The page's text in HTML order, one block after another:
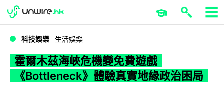
WWDC 2026 ERP 與商業 AI
科技娛樂 生活娛樂
霍爾木茲海峽危機變免費遊戲
《Bottleneck》體驗真實地緣政治困局